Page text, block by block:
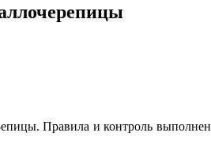
Правила и контроль